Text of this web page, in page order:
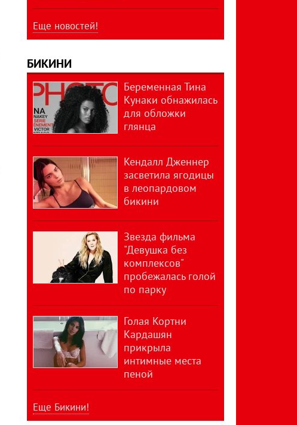
Еще новостей!
БИКИНИ
Беременная Тина
Кунаки обнажилась
для обложки
глянца
Кендалл Дженнер
засветила ягодицы
в леопардовом
бикини
Звезда фильма
"Девушка без
комплексов"
пробежалась голой
по парку
Голая Кортни
Кардашян
прикрыла
интимные места
пеной
Еще Бикини!